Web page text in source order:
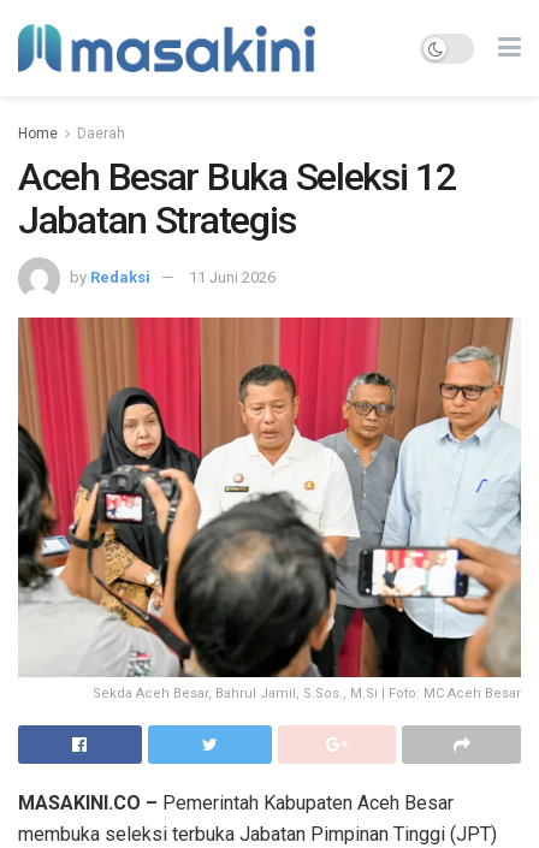
Home Daerah
Aceh Besar Buka Seleksi 12
Jabatan Strategis
by Redaksi 11 Juni 2026
Sekda Aceh Besar, Bahrul Jamil, S.Sos., M.Si | Foto: MC Aceh Besar
MASAKINI.CO – Pemerintah Kabupaten Aceh Besar
membuka seleksi terbuka Jabatan Pimpinan Tinggi (JPT)